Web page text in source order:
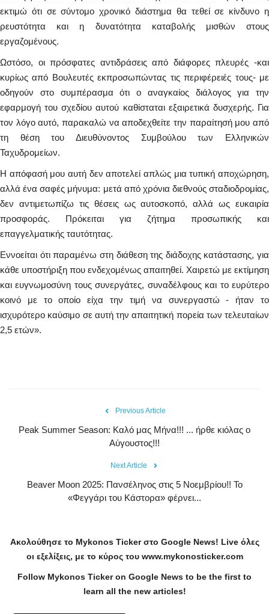
εκτιμώ ότι σε σύντομο χρονικό διάστημα θα τεθεί σε κίνδυνο η
ρευστότητα και η δυνατότητα καταβολής μισθών στους
εργαζομένους.
Ωστόσο, οι πρόσφατες αντιδράσεις από διάφορες πλευρές -και
κυρίως από Βουλευτές εκπροσωπώντας τις περιφέρειές τους- με
οδηγούν στο συμπέρασμα ότι ο αναγκαίος διάλογος για την
εφαρμογή του σχεδίου αυτού καθίσταται εξαιρετικά δυσχερής. Για
τον λόγο αυτό, παρακαλώ να αποδεχθείτε την παραίτησή μου από
τη θέση του Διευθύνοντος Συμβούλου των Ελληνικών
Ταχυδρομείων.
Η απόφασή μου αυτή δεν αποτελεί απλώς μια τυπική αποχώρηση,
αλλά ένα σαφές μήνυμα: μετά από χρόνια διεθνούς σταδιοδρομίας,
δεν αντιμετωπίζω τις θέσεις ως αυτοσκοπό, αλλά ως ευκαιρία
προσφοράς. Πρόκειται για ζήτημα προσωπικής και
επαγγελματικής ταυτότητας.
Εννοείται ότι παραμένω στη διάθεση της διάδοχης κατάστασης, για
κάθε υποστήριξη που ενδεχομένως απαιτηθεί. Χαιρετώ με εκτίμηση
και ευγνωμοσύνη τους συνεργάτες, συναδέλφους και το ευρύτερο
κοινό με το οποίο είχα την τιμή να συνεργαστώ - ήταν το
ισχυρότερο καύσιμο σε αυτή την απαιτητική πορεία των τελευταίων
2,5 ετών».
Previous Article
Peak Summer Season: Kαλό μας Μήνα!!! ... ήρθε κιόλας ο
Αύγουστος!!!
Next Article
Beaver Moon 2025: Πανσέληνος στις 5 Νοεμβρίου!! Το
«Φεγγάρι του Κάστορα» φέρνει...
Ακολούθησε το Mykonos Tickerστο Google News! Liveόλες
οι εξελίξεις, με το κύρος του www.mykonosticker.com
Follow Mykonos Ticker on Google News to be the first to
learn all the new articles!